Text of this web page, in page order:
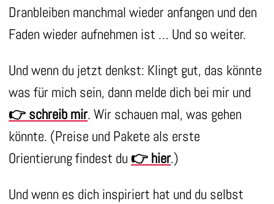
Dranbleiben manchmal wieder anfangen und den
Faden wieder aufnehmen ist … Und so weiter.
Und wenn du jetzt denkst: Klingt gut, das könnte
was für mich sein, dann melde dich bei mir und
👉 schreib mir. Wir schauen mal, was gehen
könnte. (Preise und Pakete als erste
Orientierung findest du👉 hier.)
Und wenn es dich inspiriert hat und du selbst